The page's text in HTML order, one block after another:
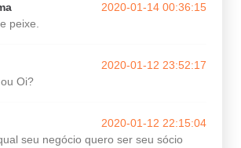
2020-01-14 00:36:15
peixe.
2020-01-12 23:52:17
Oi?
2020-01-12 22:15:04
seu negócio quero ser seu sócio